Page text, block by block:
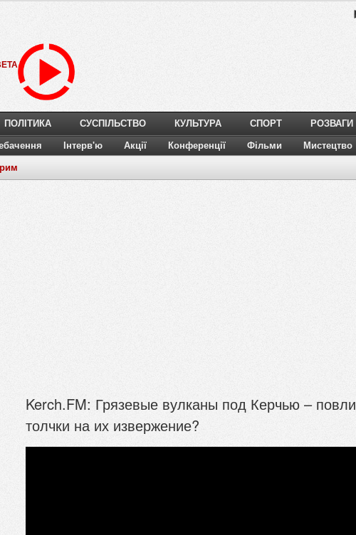
ПОЛІТИКА СУСПІЛЬСТВО КУЛЬТУРА СПОРТ РОЗВАГИ
Інтерв'ю Акції Конференції Фільми Мистецтво
Kerch.FM: Грязевые вулканы под Керчью –
толчки на их извержение?